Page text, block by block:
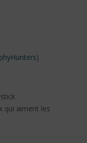
)
qui aiment les